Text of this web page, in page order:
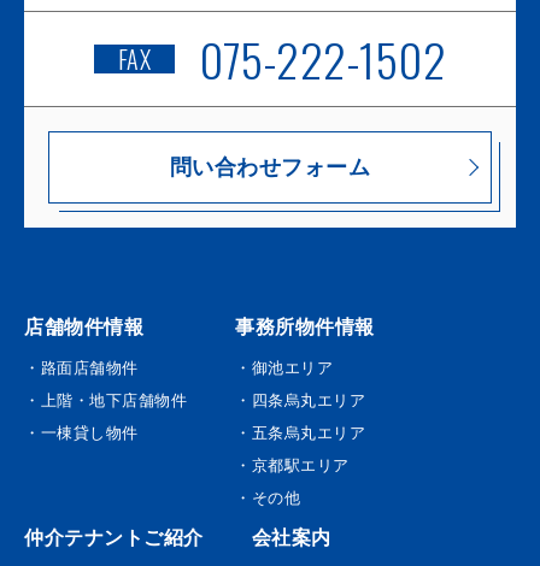
FAX 075-222-1502
問い合わせフォーム
店舗物件情報
・路面店舗物件
・上階・地下店舗物件
・一棟貸し物件
事務所物件情報
・御池エリア
・四条烏丸エリア
・五条烏丸エリア
・京都駅エリア
・その他
仲介テナントご紹介 会社案内